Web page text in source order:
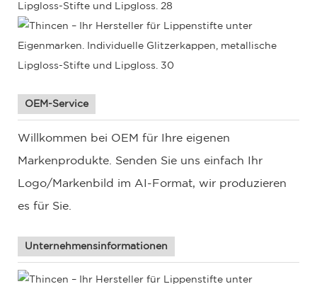
OEM-Service
Willkommen bei OEM für Ihre eigenen
Markenprodukte. Senden Sie uns einfach Ihr
Logo/Markenbild im AI-Format, wir produzieren
es für Sie.
Unternehmensinformationen